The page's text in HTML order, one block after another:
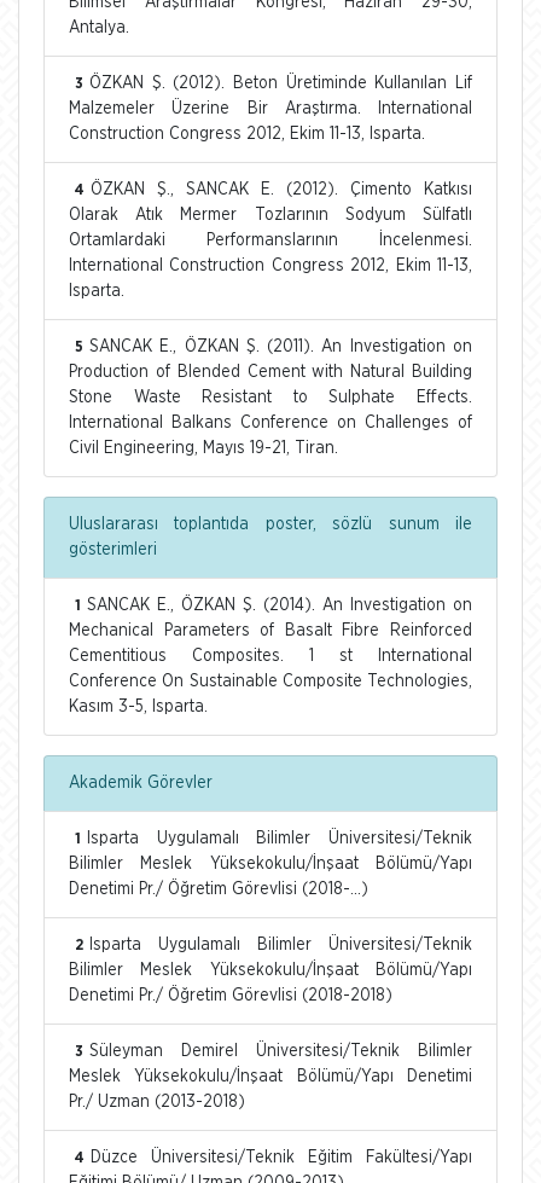
Antalya.
3 ÖZKAN Ş. (2012). Beton Üretiminde Kullanılan Lif
Malzemeler Üzerine Bir Araştırma. International
Construction Congress 2012, Ekim 11-13, Isparta.
4 ÖZKAN Ş., SANCAK E. (2012). Çimento Katkısı
Olarak Atık Mermer Tozlarının Sodyum Sülfatlı
Ortamlardaki Performanslarının İncelenmesi.
International Construction Congress 2012, Ekim 11-13,
Isparta.
5 SANCAK E., ÖZKAN Ş. (2011). An Investigation on
Production of Blended Cement with Natural Building
Stone Waste Resistant to Sulphate Effects.
International Balkans Conference on Challenges of
Civil Engineering, Mayıs 19-21, Tiran.
Uluslararası toplantıda poster, sözlü sunum ile
gösterimleri
1
SANCAK E., ÖZKAN Ş. (2014). An Investigation on
Mechanical Parameters of Basalt Fibre Reinforced
Cementitious Composites. 1 st International
Conference On Sustainable Composite Technologies,
Kasım 3-5, Isparta.
Akademik Görevler
1
Isparta Uygulamalı Bilimler Üniversitesi/Teknik
Bilimler Meslek Yüksekokulu/İnşaat Bölümü/Yapı
Denetimi Pr./ Öğretim Görevlisi (2018-...)
2
Isparta Uygulamalı Bilimler Üniversitesi/Teknik
Bilimler Meslek Yüksekokulu/İnşaat Bölümü/Yapı
Denetimi Pr./ Öğretim Görevlisi (2018-2018)
3 Süleyman Demirel Üniversitesi/Teknik Bilimler
Meslek Yüksekokulu/İnşaat Bölümü/Yapı Denetimi
Pr./ Uzman (2013-2018)
4
Düzce Üniversitesi/Teknik Eğitim Fakültesi/Yapı